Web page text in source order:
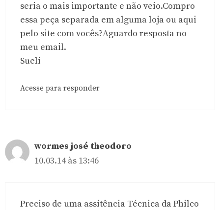
seria o mais importante e não veio.Compro
essa peça separada em alguma loja ou aqui
pelo site com vocês?Aguardo resposta no
meu email.
Sueli
Acesse para responder
wormes josé theodoro
10.03.14 às 13:46
Preciso de uma assitência Técnica da Philco